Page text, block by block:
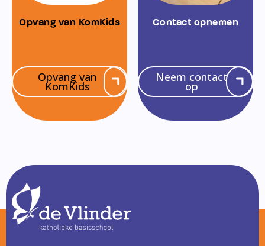
Opvang van KomKids
Opvang van
KomKids
Contact opnemen
Neem contact
op